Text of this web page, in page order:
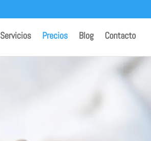
Servicios Precios Blog Contacto